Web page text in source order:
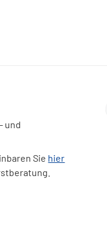
und
Sie hier